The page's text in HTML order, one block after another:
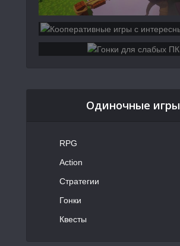
Одиночные игры
RPG
Action
Стратегии
Гонки
Квесты